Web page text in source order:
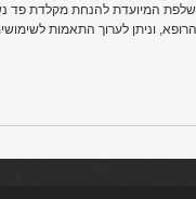
נשלפת המיועדת להנחת מקלדת
וניתן לערוך התאמות